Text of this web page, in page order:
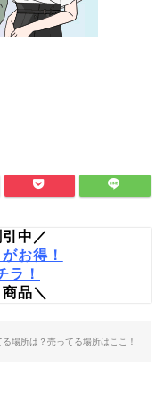
中／
お得！
ラ！
品＼
場所は？売ってる場所はここ！